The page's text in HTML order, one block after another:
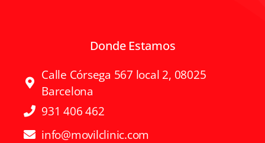
Donde Estamos
Calle Córsega 567 local 2, 08025
Barcelona
931 406 462
info@movilclinic.com